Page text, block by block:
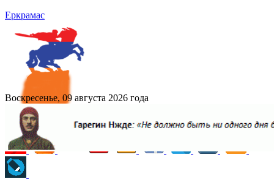
Еркрамас
Воскресенье, 09 августа 2026 года